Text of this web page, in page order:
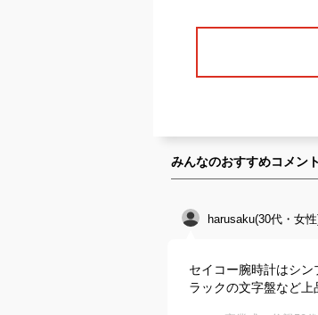
みんなのおすすめコメン
harusaku(30代・女
セイコー腕時計はシ
ラックの文字盤など上